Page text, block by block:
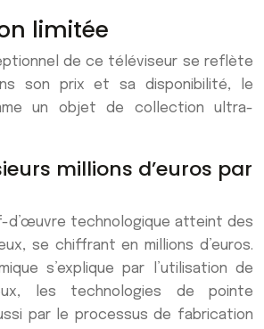
limitée
de ce téléviseur se reflète
son prix et sa disponibilité, le
un objet de collection ultra-
millions d’euros par
d’œuvre technologique atteint des
se chiffrant en millions d’euros.
s’explique par l’utilisation de
les technologies de pointe
par le processus de fabrication